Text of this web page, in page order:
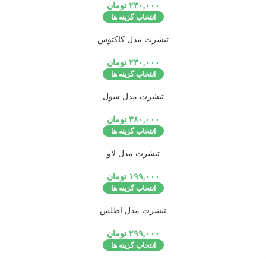
۲۳۰,۰۰۰ تومان
انتخاب گزینه ها
تیشرت مدل کاکتوس
۲۳۰,۰۰۰ تومان
انتخاب گزینه ها
تیشرت مدل سول
۳۸۰,۰۰۰ تومان
انتخاب گزینه ها
تیشرت مدل لاو
۱۹۹,۰۰۰ تومان
انتخاب گزینه ها
تیشرت مدل اطلس
۲۹۹,۰۰۰ تومان
انتخاب گزینه ها